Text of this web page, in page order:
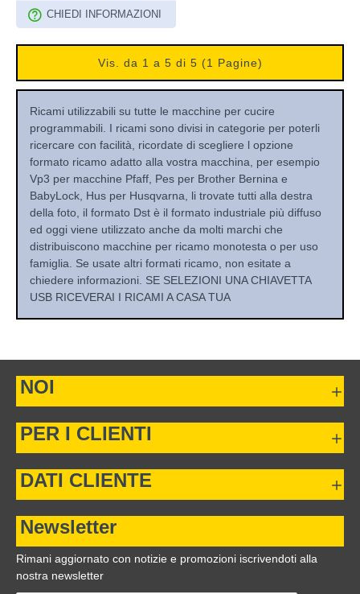
Ricami utilizzabili su tutte le macchine per cucire
programmabili. I ricami sono divisi in categorie per poterli
ricercare con facilità, ricordate di scegliere l opzione
formato ricamo adatto alla vostra macchina, per esempio
Vp3 per macchine Pfaff, Pes per Brother Bernina e
BabyLock, Hus per Husqvarna, li trovate tutti alla destra
della foto, il formato Dst è il formato industriale più diffuso
ed oggi viene utilizzato anche da molti marchi che
distribuiscono macchine per ricamo monotesta o per uso
famiglia. Se usate altri formati ricamo, non esitate a
chiedere informazioni. SE SELEZIONI UNA CHIAVETTA
USB RICEVERAI I RICAMI A CASA TUA
CHIEDI INFORMAZIONI
Vis. da 1 a 5 di 5 (1 Pagine)
NOI
PER I CLIENTI
DATI CLIENTE
Newsletter
Rimani aggiornato con notizie e promozioni iscrivendoti alla
nostra newsletter